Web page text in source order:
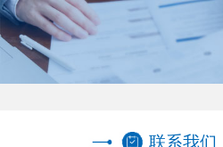
联系我们